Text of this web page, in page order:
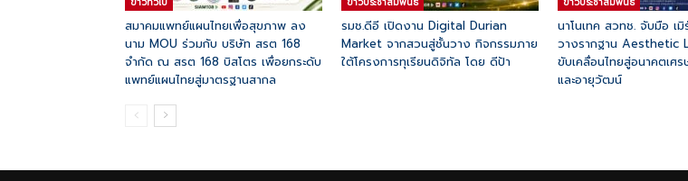
สมาคมแพทย์แผนไทยเพื่อสุขภาพ ลง
นาม MOU ร่วมกับ บริษัท สรต 168
จำกัด ณ สรต 168 บิสโตร เพื่อยกระดับ
แพทย์แผนไทยสู่มาตรฐานสากล
รมช.ดีอี เปิดงาน Digital Durian
Market จากสวนสู่ชั้นวาง กิจกรรมภาย
ใต้โครงการทุเรียนดิจิทัล โดย ดีป้า
นาโนเทค สวทช. จับมือ เ
วางรากฐาน Aesthetic
ขับเคลื่อนไทยสู่อนาคตเศ
และอายุวัฒน์